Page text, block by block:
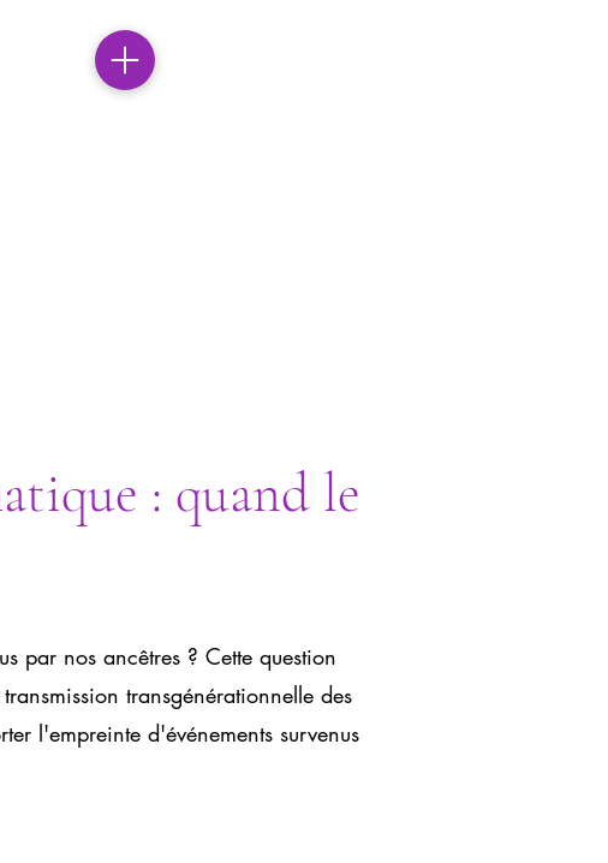
: quand le
par nos ancêtres ? Cette question
transgénérationnelle des
l'empreinte d'événements survenus